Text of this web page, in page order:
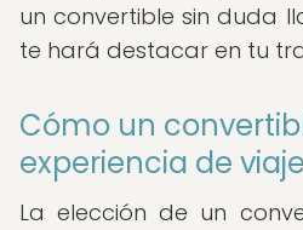
un convertible sin duda
te hará destacar en tu
Cómo un
experiencia de
La elección de un